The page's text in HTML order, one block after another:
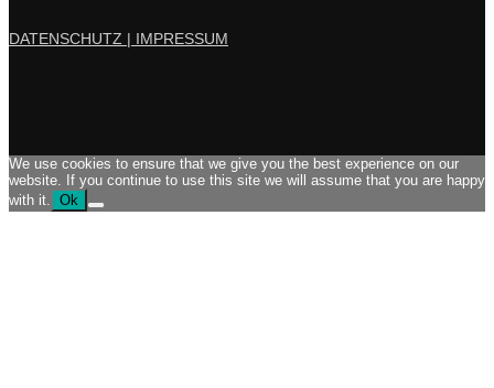
DATENSCHUTZ | IMPRESSUM
We use cookies to ensure that we give you the best experience on our
website. If you continue to use this site we will assume that you are happy
with it.
Ok